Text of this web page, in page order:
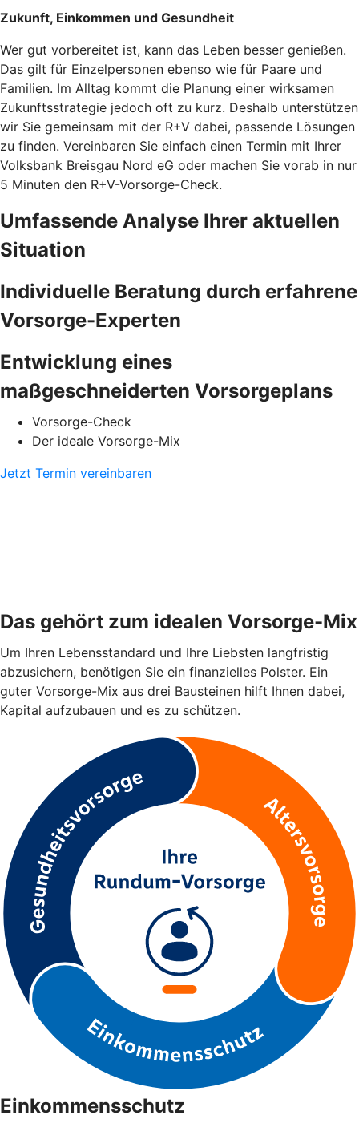
Zukunft, Einkommen und Gesundheit
Wer gut vorbereitet ist, kann das Leben besser genießen.
Das gilt für Einzelpersonen ebenso wie für Paare und
Familien. Im Alltag kommt die Planung einer wirksamen
Zukunftsstrategie jedoch oft zu kurz. Deshalb unterstützen
wir Sie gemeinsam mit der R+V dabei, passende Lösungen
zu finden. Vereinbaren Sie einfach einen Termin mit Ihrer
Volksbank Breisgau Nord eG oder machen Sie vorab in nur
5 Minuten den R+V-Vorsorge-Check.
Umfassende Analyse Ihrer aktuellen
Situation
Individuelle Beratung durch erfahrene
Vorsorge-Experten
Entwicklung eines
maßgeschneiderten Vorsorgeplans
Vorsorge-Check
Der ideale Vorsorge-Mix
Jetzt Termin vereinbaren
Das gehört zum idealen Vorsorge-Mix
Um Ihren Lebensstandard und Ihre Liebsten langfristig
abzusichern, benötigen Sie ein finanzielles Polster. Ein
guter Vorsorge-Mix aus drei Bausteinen hilft Ihnen dabei,
Kapital aufzubauen und es zu schützen.
Einkommensschutz